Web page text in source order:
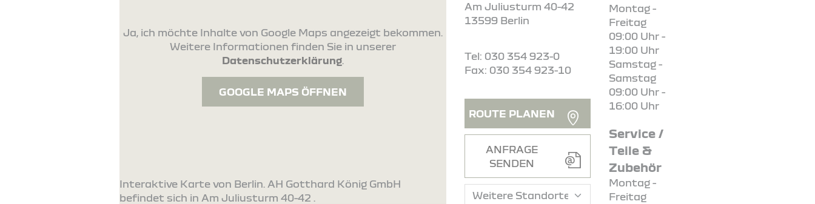
Ja, ich möchte Inhalte von Google Maps angezeigt bekommen.
Weitere Informationen finden Sie in unserer
Datenschutzerklärung.
GOOGLE MAPS ÖFFNEN
Interaktive Karte von Berlin. AH Gotthard König GmbH
befindet sich in Am Juliusturm 40-42 .
Am Juliusturm 40-42
13599 Berlin
Tel: 030 354 923-0
Fax: 030 354 923-10
ROUTE PLANEN
ANFRAGE
SENDEN
Montag -
Freitag
09:00 Uhr -
19:00 Uhr
Samstag -
Samstag
09:00 Uhr -
16:00 Uhr
Service /
Teile &
Zubehör
Montag -
Freitag